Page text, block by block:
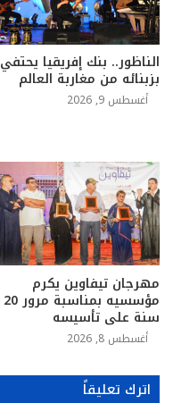
الناظور.. بنك إفريقيا يحتفي
بزبنائه من مغاربة العالم
أغسطس 9, 2026
مهرجان تيفاوين يكرم
مؤسسيه بمناسبة مرور 20
سنة على تأسيسه
أغسطس 8, 2026
اترك تعليقاً